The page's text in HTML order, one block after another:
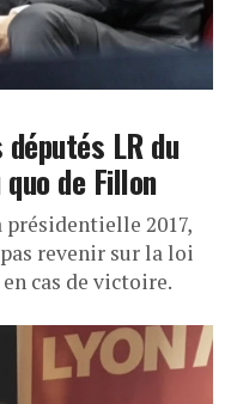
LR du
de Fillon
présidentielle 2017,
revenir sur la loi
cas de victoire.